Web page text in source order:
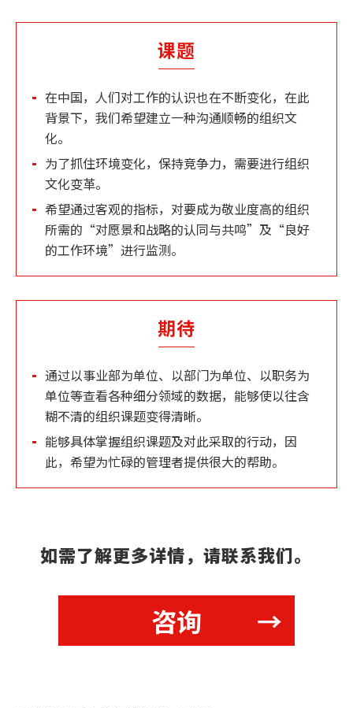
课题
在中国，人们对工作的认识也在不断变化，在此
背景下，我们希望建立一种沟通顺畅的组织文
化。
为了抓住环境变化，保持竞争力，需要进行组织
文化变革。
希望通过客观的指标，对要成为敬业度高的组织
所需的“对愿景和战略的认同与共鸣”及“良好
的工作环境”进行监测。
期待
通过以事业部为单位、以部门为单位、以职务为
单位等查看各种细分领域的数据，能够使以往含
糊不清的组织课题变得清晰。
能够具体掌握组织课题及对此采取的行动，因
此，希望为忙碌的管理者提供很大的帮助。
如需了解更多详情，请联系我们。
咨询